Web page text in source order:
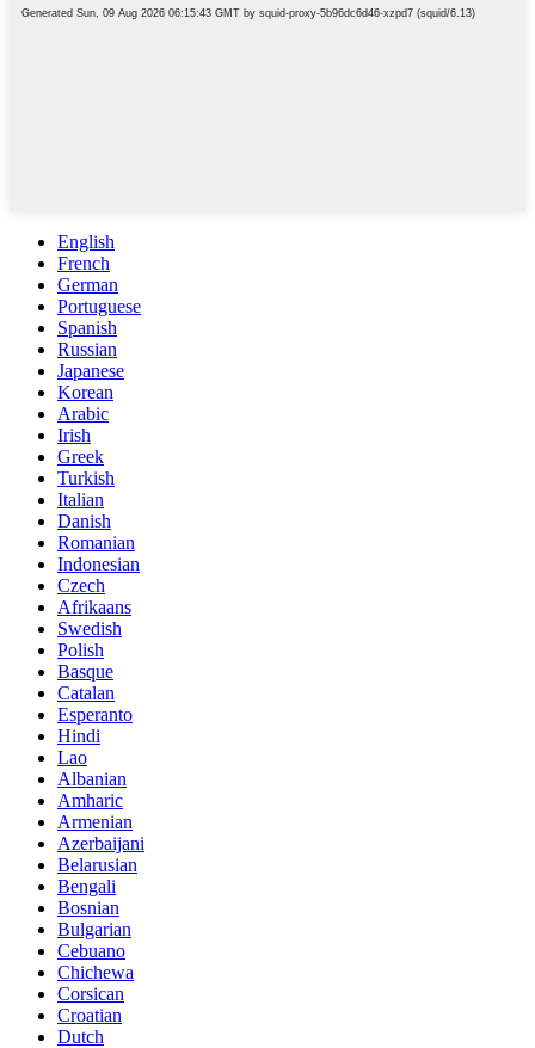
English
French
German
Portuguese
Spanish
Russian
Japanese
Korean
Arabic
Irish
Greek
Turkish
Italian
Danish
Romanian
Indonesian
Czech
Afrikaans
Swedish
Polish
Basque
Catalan
Esperanto
Hindi
Lao
Albanian
Amharic
Armenian
Azerbaijani
Belarusian
Bengali
Bosnian
Bulgarian
Cebuano
Chichewa
Corsican
Croatian
Dutch